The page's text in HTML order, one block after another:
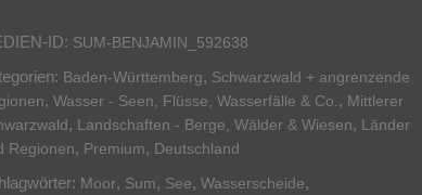
ID: SUM-BENJAMIN_592638
Baden-Württemberg, Schwarzwald + angrenzende
, Wasser - Seen, Flüsse, Wasserfälle & Co., Mittlerer
, Landschaften - Berge, Wälder & Wiesen, Länder
Regionen, Premium, Deutschland
Moor, Sum, See, Wasserscheide,